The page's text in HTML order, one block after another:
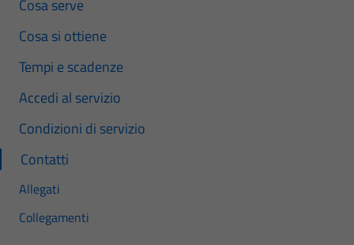
Cosa serve
Cosa si ottiene
Tempi e scadenze
Accedi al servizio
Condizioni di servizio
Contatti
Allegati
Collegamenti